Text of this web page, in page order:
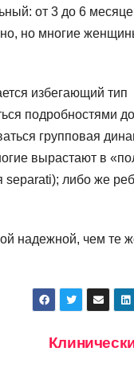
от 3 до 6
но многие
избегающий тип
подробностями
групповая
вырастают в
separati); либо же
надежной, чем те